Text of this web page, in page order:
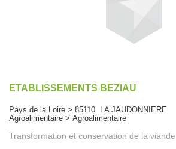
ETABLISSEMENTS BEZIAU
Pays de la Loire > 85110 LA JAUDONNIERE
Agroalimentaire > Agroalimentaire
Transformation et conservation de la